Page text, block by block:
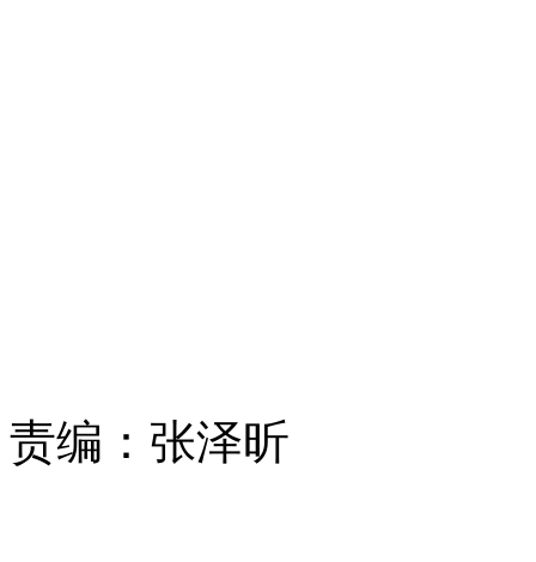
责编： 张泽昕